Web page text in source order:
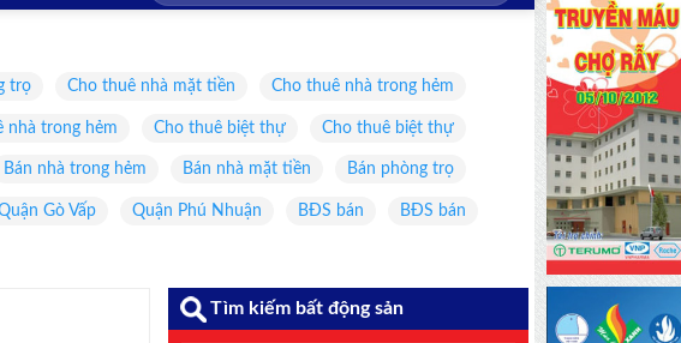
trọ Cho thuê nhà mặt tiền Cho thuê nhà trong hẻm
nhà trong hẻm Cho thuê biệt thự Cho thuê biệt thự
Bán nhà trong hẻm Bán nhà mặt tiền Bán phòng trọ
Gò Vấp Quận Phú Nhuận BĐS bán BĐS bán
Tìm kiếm bất động sản